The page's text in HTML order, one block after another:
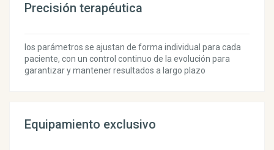
Precisión terapéutica
los parámetros se ajustan de forma individual para cada
paciente, con un control continuo de la evolución para
garantizar y mantener resultados a largo plazo
Equipamiento exclusivo